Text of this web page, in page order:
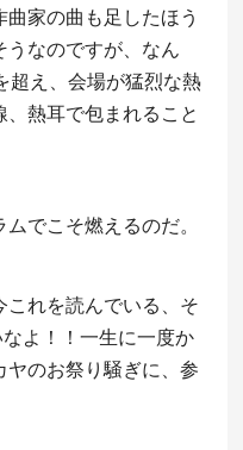
家の曲も足したほう
うなのですが、なん
超え、会場が猛烈な熱
熱耳で包まれること
でこそ燃えるのだ。
これを読んでいる、そ
よ！！一生に一度か
ヤのお祭り騒ぎに、参